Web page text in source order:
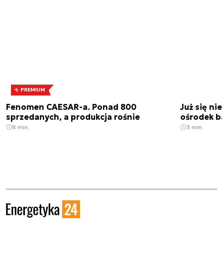
PREMIUM
Fenomen CAESAR-a. Ponad 800
sprzedanych, a produkcja rośnie
8 min.
Już się
ośrodek
3 min.